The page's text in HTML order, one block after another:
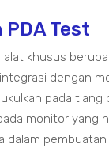
Test
alat khusus
dengan
pada tiang
monitor yang
dalam